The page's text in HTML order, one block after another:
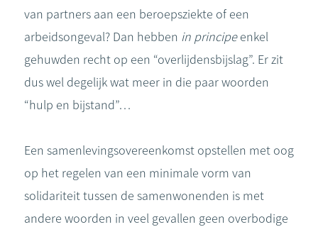
van partners aan een beroepsziekte of een
arbeidsongeval? Dan hebben in principeenkel
gehuwden recht op een “overlijdensbijslag”. Er zit
dus wel degelijk wat meer in die paar woorden
“hulp en bijstand”…
Een samenlevingsovereenkomst opstellen met oog
op het regelen van een minimale vorm van
solidariteit tussen de samenwonenden is met
andere woorden in veel gevallen geen overbodige